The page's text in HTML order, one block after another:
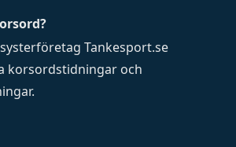
Tankesport.se
korsordstidningar och
.